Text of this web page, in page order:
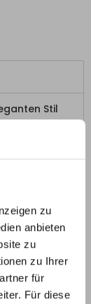
zu
anbieten
zu
zu Ihrer
für
Für diese
Stil
überzeugt mit
–
wenigen
– Die
Die